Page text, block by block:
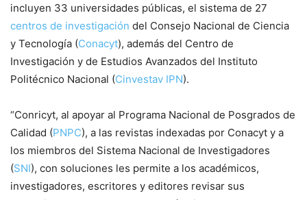
incluyen 33 universidades públicas, el sistema de 27
centros de investigación del Consejo Nacional de Ciencia
y Tecnología (Conacyt), además del Centro de
Investigación y de Estudios Avanzados del Instituto
Politécnico Nacional (Cinvestav IPN).
“Conricyt, al apoyar al Programa Nacional de Posgrados de
Calidad (PNPC), a las revistas indexadas por Conacyt y a
los miembros del Sistema Nacional de Investigadores
(SNI), con soluciones les permite a los académicos,
investigadores, escritores y editores revisar sus